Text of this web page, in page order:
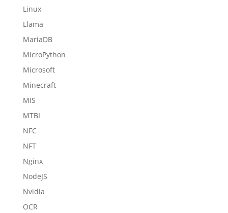
Linux
Llama
MariaDB
MicroPython
Microsoft
Minecraft
MIS
MTBI
NFC
NFT
Nginx
NodeJS
Nvidia
OCR